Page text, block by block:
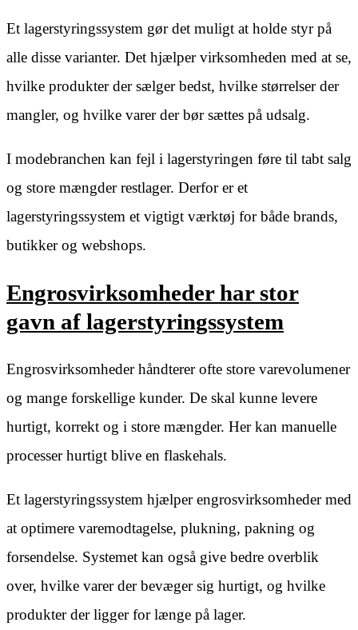
Et lagerstyringssystem gør det muligt at holde styr på
alle disse varianter. Det hjælper virksomheden med at se,
hvilke produkter der sælger bedst, hvilke størrelser der
mangler, og hvilke varer der bør sættes på udsalg.
I modebranchen kan fejl i lagerstyringen føre til tabt salg
og store mængder restlager. Derfor er et
lagerstyringssystem et vigtigt værktøj for både brands,
butikker og webshops.
Engrosvirksomheder har stor
gavn af lagerstyringssystem
Engrosvirksomheder håndterer ofte store varevolumener
og mange forskellige kunder. De skal kunne levere
hurtigt, korrekt og i store mængder. Her kan manuelle
processer hurtigt blive en flaskehals.
Et lagerstyringssystem hjælper engrosvirksomheder med
at optimere varemodtagelse, plukning, pakning og
forsendelse. Systemet kan også give bedre overblik
over, hvilke varer der bevæger sig hurtigt, og hvilke
produkter der ligger for længe på lager.